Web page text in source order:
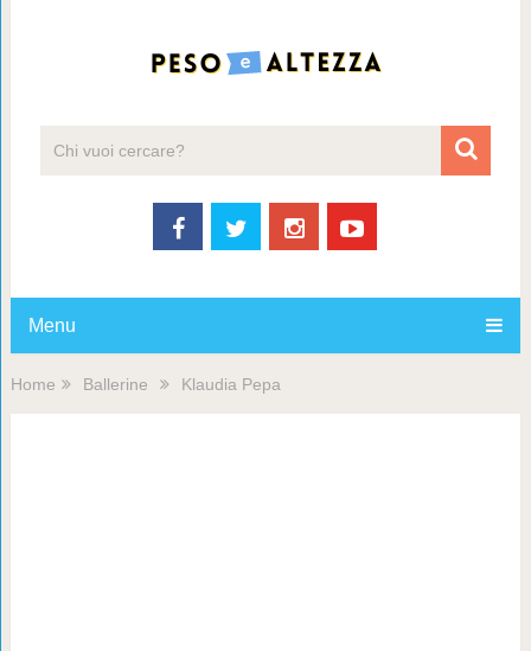
Menu
Home Ballerine Klaudia Pepa